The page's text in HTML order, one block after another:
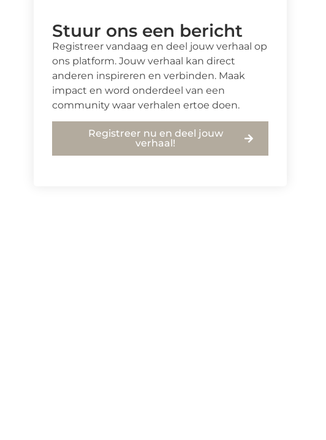
Stuur ons een bericht
Registreer vandaag en deel jouw verhaal op
ons platform. Jouw verhaal kan direct
anderen inspireren en verbinden. Maak
impact en word onderdeel van een
community waar verhalen ertoe doen.
Registreer nu en deel jouw
verhaal!